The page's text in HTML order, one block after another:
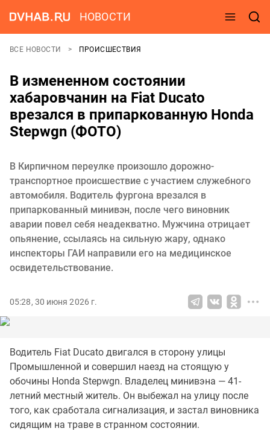
НОВОСТИ
ВСЕ НОВОСТИ ПРОИСШЕСТВИЯ
В измененном состоянии
хабаровчанин на Fiat Ducato
врезался в припаркованную Honda
Stepwgn (ФОТО)
В Кирпичном переулке произошло дорожно-
транспортное происшествие с участием служебного
автомобиля. Водитель фургона врезался в
припаркованный минивэн, после чего виновник
аварии повел себя неадекватно. Мужчина отрицает
опьянение, ссылаясь на сильную жару, однако
инспекторы ГАИ направили его на медицинское
освидетельствование.
05:28, 30 июня 2026 г.
Водитель Fiat Ducato двигался в сторону улицы
Промышленной и совершил наезд на стоящую у
обочины Honda Stepwgn. Владелец минивэна — 41-
летний местный житель. Он выбежал на улицу после
того, как сработала сигнализация, и застал виновника
сидящим на траве в странном состоянии.